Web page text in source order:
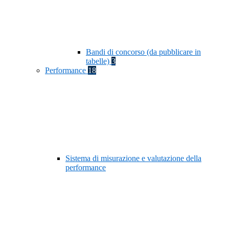
Bandi di concorso (da pubblicare in
tabelle) 3
Performance 18
Sistema di misurazione e valutazione della
performance